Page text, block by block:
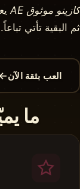
كازينو موثوق AE
ثم البقية تأتي تباعاً.
العب بثقة الآن
ما